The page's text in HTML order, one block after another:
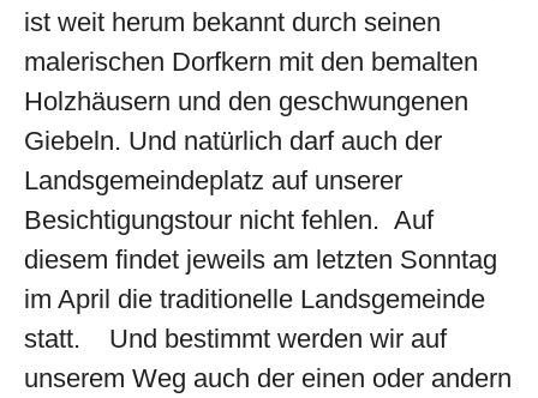
ist weit herum bekannt durch seinen
malerischen Dorfkern mit den bemalten
Holzhäusern und den geschwungenen
Giebeln. Und natürlich darf auch der
Landsgemeindeplatz auf unserer
Besichtigungstour nicht fehlen. Auf
diesem findet jeweils am letzten Sonntag
im April die traditionelle Landsgemeinde
statt. Und bestimmt werden wir auf
unserem Weg auch der einen oder andern